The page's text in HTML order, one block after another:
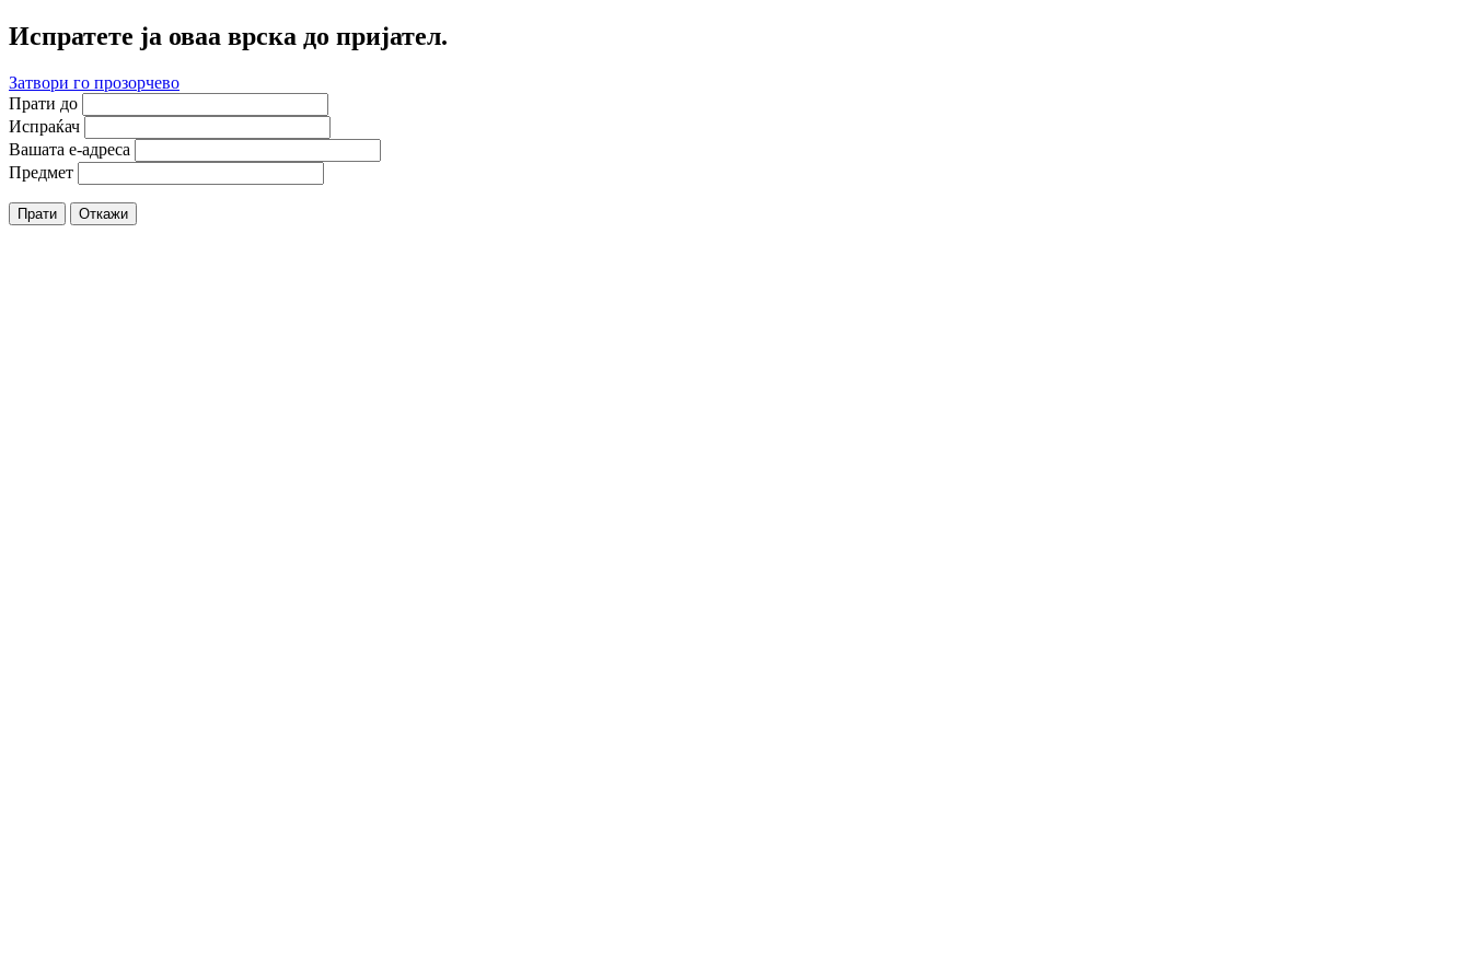
Испратете ја оваа врска до пријател.
Затвори го прозорчево
Прати до
Испраќач
Вашата е-адреса
Предмет
Прати Откажи